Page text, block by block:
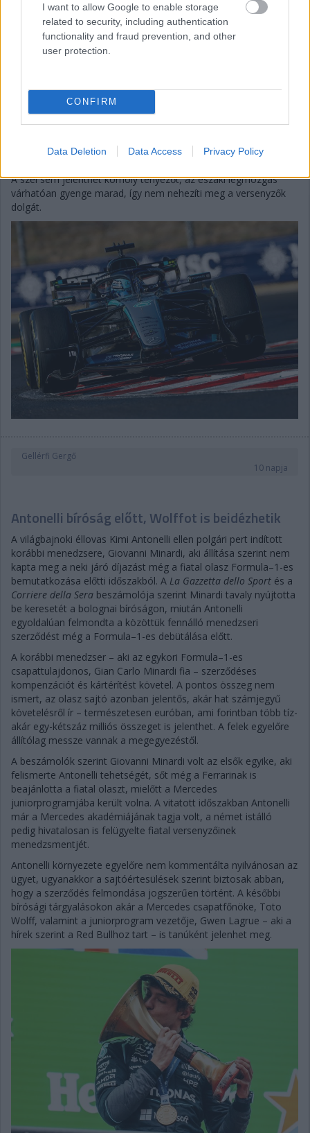
I want to allow Google to enable storage
related to security, including authentication
functionality and fraud prevention, and other
user protection.
CONFIRM
Data Deletion Data Access Privacy Policy
Időjárás: Kicsi az esély az esőre a Magyar
Nagydíjon
Celsius-fokos hőségben rendezhetik meg a 2026-os szezon
nyári szünet előtti utolsó futamát. A verseny teljes távján száraz
időre lehet számítani. Bár a futam végére megnövekedhet a
várhatóan elkerülik a Hungaroringet. Egy rövid eső ugyan nem
zárható ki teljesen, de ennek esélye csekély.
A szél sem jelenthet komoly tényezőt, az északi légmozgás
várhatóan gyenge marad, így nem nehezíti meg a versenyzők
dolgát.
Gellérfi Gergő
10 napja
Antonelli bíróság előtt, Wolffot is beidézhetik
A világbajnoki éllovas Kimi Antonelli ellen polgári pert indított
korábbi menedzsere, Giovanni Minardi, aki állítása szerint nem
kapta meg a neki járó díjazást még a fiatal olasz Formula–1-es
bemutatkozása előtti időszakból. A La Gazzetta dello Sport és a
Corriere della Sera beszámolója szerint Minardi tavaly nyújtotta
be keresetét a bolognai bíróságon, miután Antonelli
egyoldalúan felmondta a közöttük fennálló menedzseri
szerződést még a Formula–1-es debütálása előtt.
A korábbi menedzser – aki az egykori Formula–1-es
csapattulajdonos, Gian Carlo Minardi fia – szerződéses
kompenzációt és kártérítést követel. A pontos összeg nem
ismert, az olasz sajtó azonban jelentős, akár hat számjegyű
követelésről ír – természetesen euróban, ami forintban több tíz-
akár egy-kétszáz milliós összeget is jelenthet. A felek egyelőre
állítólag messze vannak a megegyezéstől.
A beszámolók szerint Giovanni Minardi volt az elsők egyike, aki
felismerte Antonelli tehetségét, sőt még a Ferrarinak is
beajánlotta a fiatal olaszt, mielőtt a Mercedes
juniorprogramjába került volna. A vitatott időszakban Antonelli
már a Mercedes akadémiájának tagja volt, a német istálló
pedig hivatalosan is felügyelte fiatal versenyzőinek
menedzsmentjét.
Antonelli környezete egyelőre nem kommentálta nyilvánosan az
ügyet, ugyanakkor a sajtóértesülések szerint biztosak abban,
hogy a szerződés felmondása jogszerűen történt. A későbbi
bírósági tárgyalásokon akár a Mercedes csapatfőnöke, Toto
Wolff, valamint a juniorprogram vezetője, Gwen Lagrue – aki a
hírek szerint a Red Bullhoz tart – is tanúként jelenhet meg.